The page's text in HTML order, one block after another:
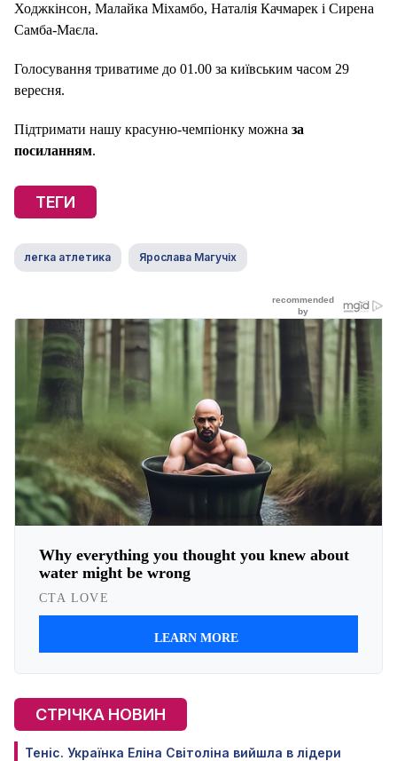
Ходжкінсон, Малайка Міхамбо, Наталія Качмарек і Сирена
Самба-Маєла.
Голосування триватиме до 01.00 за київським часом 29
вересня.
Підтримати нашу красуню-чемпіонку можна за
посиланням.
ТЕГИ
легка атлетика Ярослава Магучіх
СТРІЧКА НОВИН
Теніс. Українка Еліна Світоліна вийшла в лідери